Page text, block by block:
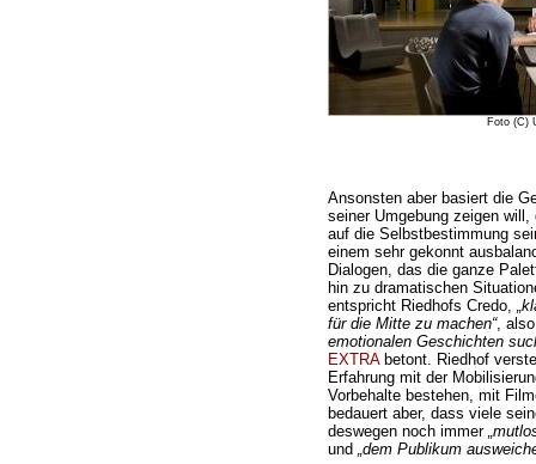
Foto (C)
Ansonsten aber basiert die
seiner Umgebung zeigen
auf die Selbstbestimmung
einem sehr gekonnt
Dialogen, das die ganze
hin zu dramatischen
entspricht Riedhofs Credo,
für die Mitte zu machen“,
emotionalen Geschichten
EXTRAbetont. Riedhof
Erfahrung mit der
Vorbehalte bestehen, mit
bedauert aber, dass viele
deswegen noch immer
und „dem Publikum